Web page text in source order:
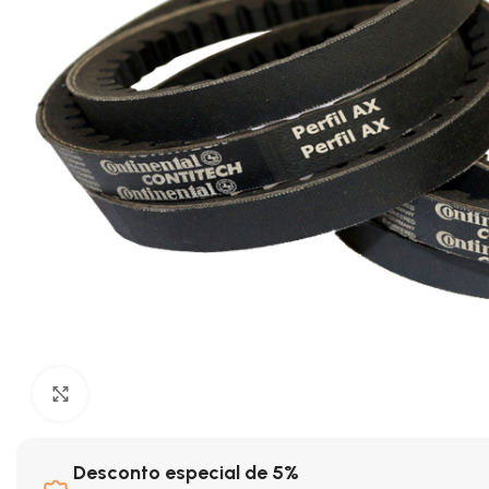
Desconto especial de 5%